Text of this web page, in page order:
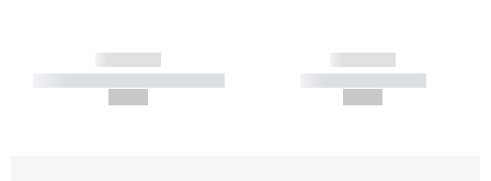
------------
----------- ----------- -----------
------------
----------- -----------